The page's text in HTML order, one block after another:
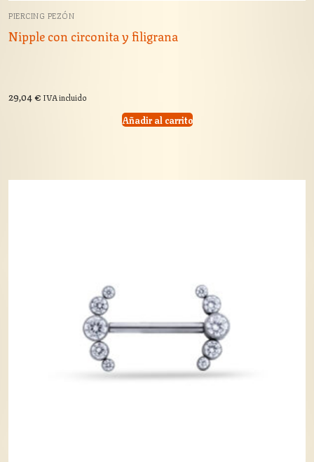
PIERCING PEZÓN
Nipple con circonita y filigrana
29,04€ IVA incluido
Añadir al carrito